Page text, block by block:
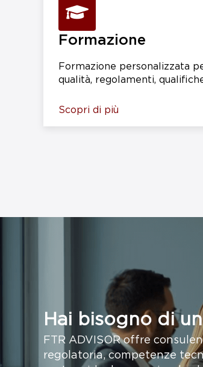
Formazione
Formazione personalizzata
qualità, regolamenti,
Scopri di più
Hai bisogno di
FTR ADVISOR offre
regolatoria, competenze